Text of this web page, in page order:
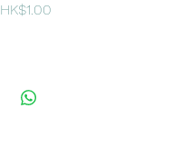
HK$1.00